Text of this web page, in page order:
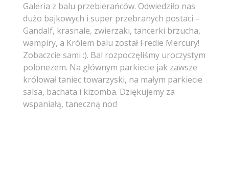
Galeria z balu przebierańców. Odwiedziło nas
dużo bajkowych i super przebranych postaci –
Gandalf, krasnale, zwierzaki, tancerki brzucha,
wampiry, a Królem balu został Fredie Mercury!
Zobaczcie sami :). Bal rozpoczęliśmy uroczystym
polonezem. Na głównym parkiecie jak zawsze
królował taniec towarzyski, na małym parkiecie
salsa, bachata i kizomba. Dziękujemy za
wspaniałą, taneczną noc!